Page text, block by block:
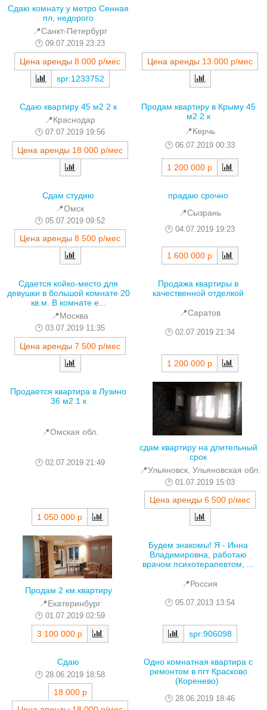
Сдаю комнату у метро Сенная
пл, недорого
📍Санкт-Петербург
09.07.2019 23:23
Цена аренды 8 000 р/мес
spr:1233752
Цена аренды 13 000 р/мес
Сдаю квартиру 45 м2 2 к
📍Краснодар
07.07.2019 19:56
Цена аренды 18 000 р/мес
Продам квартиру в Крыму 45
м2 2 к
📍Керчь
06.07.2019 00:33
1 200 000 р
Сдам студию
📍Омск
05.07.2019 09:52
Цена аренды 8 500 р/мес
прадаю срочно
📍Сызрань
04.07.2019 19:23
1 600 000 р
Сдается койко-место для
девушки в большой комнате 20
кв.м. В комнате е...
📍Москва
03.07.2019 11:35
Цена аренды 7 500 р/мес
Продажа квартиры в
качественной отделкой
📍Саратов
02.07.2019 21:34
1 200 000 р
Продается квартира в Лузино
36 м2 1 к
📍Омская обл.
02.07.2019 21:49
1 050 000 р
сдам квартиру на длительный
срок
📍Ульяновск, Ульяновская обл.
01.07.2019 15:03
Цена аренды 6 500 р/мес
Продам 2 км.квартиру
📍Екатеринбург
01.07.2019 02:59
3 100 000 р
Будем знакомы! Я - Инна
Владимировна, работаю
врачом психотерапевтом, ...
📍Россия
05.07.2013 13:54
spr:906098
Сдаю
28.06.2019 18:58
18 000 р
Одно комнатная квартира с
ремонтом в пгт Красково
(Коренево)
28.06.2019 18:46